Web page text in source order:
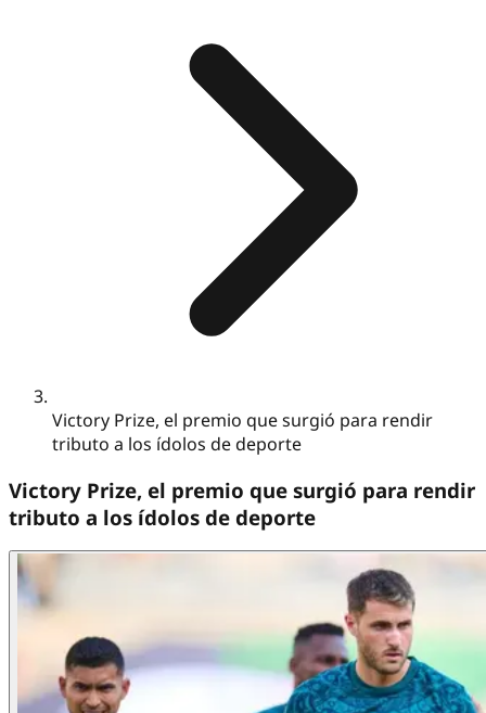
Victory Prize, el premio que surgió para rendir
tributo a los ídolos de deporte
Victory Prize, el premio que surgió para rendir
tributo a los ídolos de deporte